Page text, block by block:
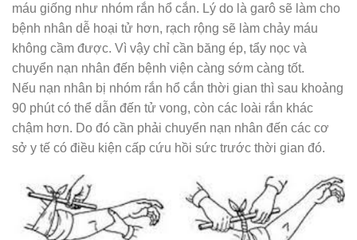
máu giống như nhóm rắn hổ cắn. Lý do là garô sẽ làm cho
bệnh nhân dễ hoại tử hơn, rạch rộng sẽ làm chảy máu
không cầm được. Vì vậy chỉ cần băng ép, tẩy nọc và
chuyển nạn nhân đến bệnh viện càng sớm càng tốt.
Nếu nạn nhân bị nhóm rắn hổ cắn thời gian thì sau khoảng
90 phút có thể dẫn đến tử vong, còn các loài rắn khác
chậm hơn. Do đó cần phải chuyển nạn nhân đến các cơ
sở y tế có điều kiện cấp cứu hồi sức trước thời gian đó.